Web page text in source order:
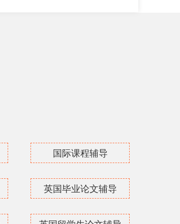
国际课程辅导
英国毕业论文辅导